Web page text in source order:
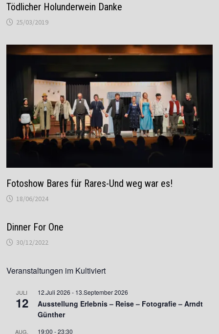
Tödlicher Holunderwein Danke
25/03/2019
Fotoshow Bares für Rares-Und weg war es!
18/06/2024
Dinner For One
30/12/2022
Veranstaltungen im Kultiviert
JULI
12
12.Juli 2026 - 13.September 2026
Ausstellung Erlebnis – Reise – Fotografie – Arndt
Günther
AUG. 19:00 -23:30